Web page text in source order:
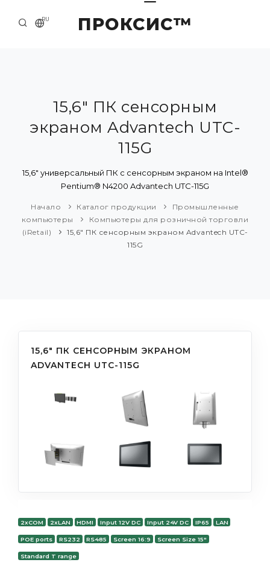
ПРОКСИС™
RU
О КОМПАНИИ
ПРИМЕРЫ И РЕШЕНИЯ
КАТАЛОГ ПРОДУКЦИИ
ПРЕСС-ЦЕНТР
15,6" ПК сенсорным
экраном Advantech UTC-
115G
15,6" универсальный ПК с сенсорным экраном на Intel®
Pentium® N4200 Advantech UTC-115G
Начало Каталог продукции
Промышленные
компьютеры
Компьютеры для розничной торговли
(iRetail)
15,6" ПК сенсорным экраном Advantech UTC-
115G
15,6" ПК СЕНСОРНЫМ ЭКРАНОМ
ADVANTECH UTC-115G
2xCOM 2xLAN HDMI Input 12V DC Input 24V DC IP65 LAN
POE ports RS232 RS485 Screen 16:9 Screen Size 15"
Standard T range